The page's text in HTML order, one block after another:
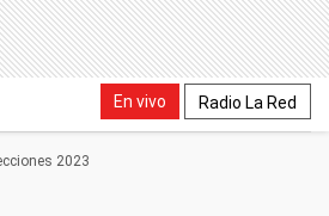
En vivo Radio La Red
2023